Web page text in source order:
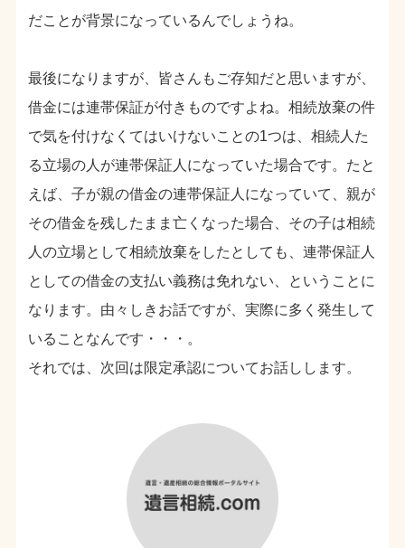
だことが背景になっているんでしょうね。
最後になりますが、皆さんもご存知だと思いますが、
借金には連帯保証が付きものですよね。相続放棄の件
で気を付けなくてはいけないことの1つは、相続人た
る立場の人が連帯保証人になっていた場合です。たと
えば、子が親の借金の連帯保証人になっていて、親が
その借金を残したまま亡くなった場合、その子は相続
人の立場として相続放棄をしたとしても、連帯保証人
としての借金の支払い義務は免れない、ということに
なります。由々しきお話ですが、実際に多く発生して
いることなんです・・・。
それでは、次回は限定承認についてお話しします。